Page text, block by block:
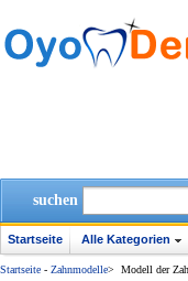
suchen
Startseite Alle Kategorien
Startseite - Zahnmodelle> Modell der